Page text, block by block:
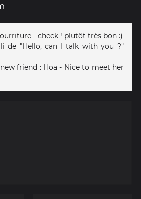
- check ! plutôt très bon :)
de "Hello, can I talk with you ?"
friend : Hoa - Nice to meet her